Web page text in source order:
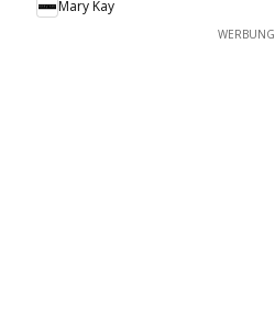
Mary Kay
WERBUNG